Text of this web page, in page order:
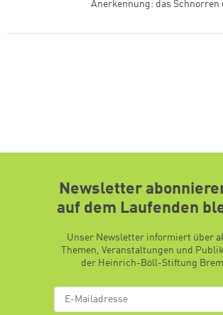
Anerkennung: das Schnorren
Newsletter
auf dem Laufenden
Unser Newsletter informiert über
Themen, Veranstaltungen und
der Heinrich-Böll-Stiftung